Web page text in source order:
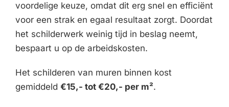
voordelige keuze, omdat dit erg snel en efficiënt
voor een strak en egaal resultaat zorgt. Doordat
het schilderwerk weinig tijd in beslag neemt,
bespaart u op de arbeidskosten.
Het schilderen van muren binnen kost
gemiddeld €15,- tot €20,- per m².